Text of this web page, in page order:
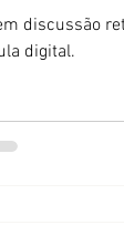
discussão
digital.